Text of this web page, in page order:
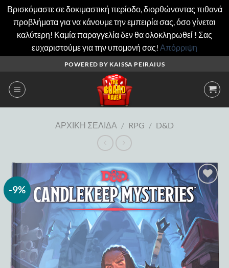
Βρισκόμαστε σε δοκιμαστική περίοδο, διορθώνοντας πιθανά
προβλήματα για να κάνουμε την εμπειρία σας, όσο γίνεται
καλύτερη! Καμία παραγγελία δεν θα ολοκληρωθεί ! Σας
ευχαριστούμε για την υπομονή σας! Απόρριψη
περιεχόμενο
POWERED BY KAISSA PEIRAIUS
ΑΡΧΙΚΉ ΣΕΛΊΔΑ / RPG / D&D
-9%
Add to
wishlist